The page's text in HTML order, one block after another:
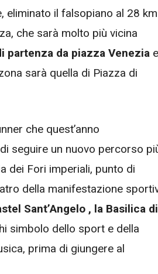
eliminato il falsopiano al 28 km
che sarà molto più vicina
partenza da piazza Venezia
sarà quella di Piazza di
che quest’anno
seguire un nuovo percorso
dei Fori imperiali, punto di
della manifestazione
Sant’Angelo , la Basilica di
simbolo dello sport e della
prima di giungere al